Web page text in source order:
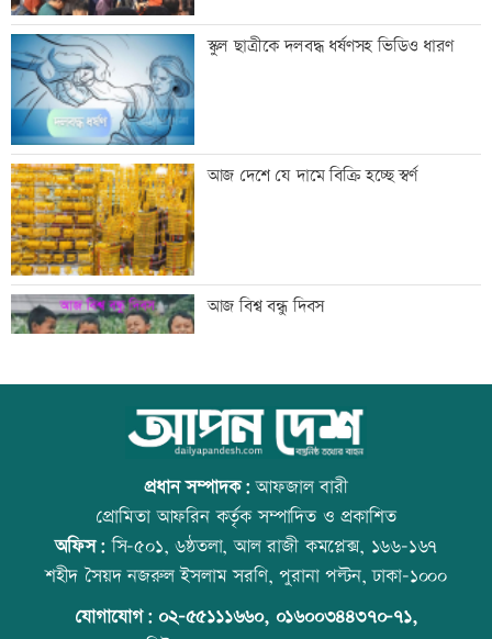
‘জুলাই জাদুঘরে কোনো ধরনের দলীয়
ইতিহাস দেখতে চাই না’
রাজনৈতিক সম্পৃক্ততা যেন পেশাগত জীবনে
বিঘ্ন না ঘটায়: প্রধানমন্ত্রী
ঠাকুরগাঁওয়ে ‘ফিল্মি কায়দায়’ পুলিশের
হেফাজত থেকে পালালেন আসামি
রংপুর-লালমনিরহাট রুটে ট্রেন চলাচল বন্ধ
নাটোরে বাস-ভুটভুটির সংঘর্ষে তিন গরু
ব্যবসায়ী নিহত
স্কুল ছাত্রীকে দলবদ্ধ ধর্ষণসহ ভিডিও ধারণ
আজ দেশে যে দামে বিক্রি হচ্ছে স্বর্ণ
আজ বিশ্ব বন্ধু দিবস
উত্থান-পতনের বাজারে আজ স্বর্ণের ভরি কত
কোরআন-হাদিসে নামাজ না পড়ার শাস্তি
প্রধান সম্পাদক:আফজাল বারী
প্রোমিতা আফরিন কর্তৃক সম্পাদিত ও প্রকাশিত
অফিস:সি-৫০১, ৬ষ্ঠতলা, আল রাজী কমপ্লেক্স, ১৬৬-১৬৭
শহীদ সৈয়দ নজরুল ইসলাম সরণি, পুরানা পল্টন, ঢাকা-১০০০
যোগাযোগ: ০২-৫৫১১১৬৬০, ০১৬০০৩৪৪৩৭০-৭১,